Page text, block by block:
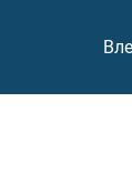
в Библията